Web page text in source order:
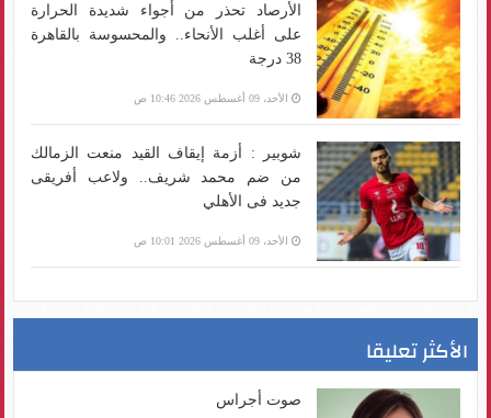
الأرصاد تحذر من أجواء شديدة الحرارة
على أغلب الأنحاء.. والمحسوسة بالقاهرة
38 درجة
الأحد، 09 أغسطس 2026 10:46 ص
شوبير : أزمة إيقاف القيد منعت الزمالك
من ضم محمد شريف.. ولاعب أفريقى
جديد فى الأهلي
الأحد، 09 أغسطس 2026 10:01 ص
الأكثر تعليقا
صوت أجراس